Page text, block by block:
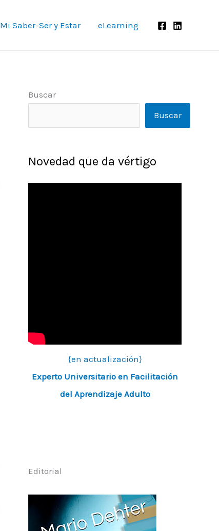
Mi Saber-Ser y Estar eLearning
Buscar
Buscar
Novedad que da vértigo
{en actualización}
Experto Universitario en Facilitación
del Aprendizaje Adulto
Editorial